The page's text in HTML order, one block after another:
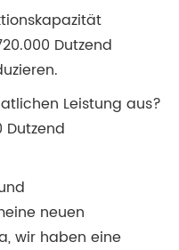
Dutzend
Leistung aus?
neuen
wir haben eine